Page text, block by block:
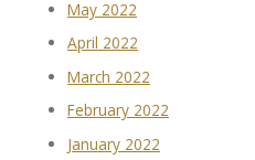
May 2022
April 2022
March 2022
February 2022
January 2022